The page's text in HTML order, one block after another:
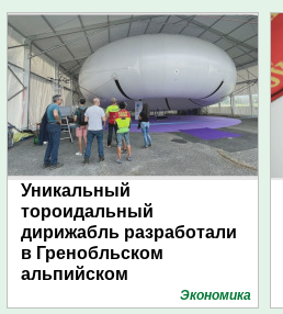
Уникальный
тороидальный
дирижабль разработали
в Гренобльском
альпийском
Экономика